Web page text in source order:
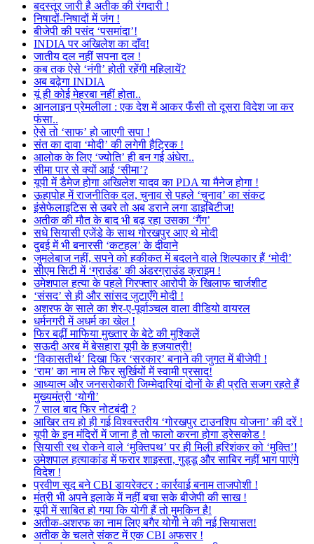
बदस्तूर जारी है अतीक की रंगदारी !
निषादों-निषादों में जंग !
बीजेपी की पसंद ‘पसमांदा’!
INDIA पर अखिलेश का दाँव!
जातीय दल नहीं सपना दल !
कब तक ऐसे ‘नंगी’ होती रहेंगी महिलायें?
अब बढ़ेगा INDIA
यूं ही कोई मेहरबा नहीं होता..
आनलाइन प्रेमलीला : एक देश में आकर फँसी तो दूसरा विदेश जा कर
फंसा..
ऐसे तो ‘साफ’ हो जाएगी सपा !
संत का दावा ‘मोदी’ की लगेगी हैट्रिक !
आलोक के लिए ‘ज्योति’ ही बन गई अंधेरा..
सीमा पार से क्यों आई ‘सीमा’?
यूपी में डैमेज होगा अखिलेश यादव का PDA या मैनेज होगा !
ऊहापोह में राजनीतिक दल, चुनाव से पहले ‘चुनाव’ का संकट
इंसेफेलाइटिस से उबरे तो अब डराने लगा डाइबिटीज!
अतीक की मौत के बाद भी बढ़ रहा उसका ‘गैंग’
सधे सियासी एजेंडे के साथ गोरखपुर आए थे मोदी
दुबई में भी बनारसी ‘कटहल’ के दीवाने
जुमलेबाज नहीं, सपने को हकीकत में बदलने वाले शिल्पकार हैं ‘मोदी’
सीएम सिटी में ‘ग्राउंड’ की अंडरग्राउंड क्राइम !
उमेशपाल हत्या के पहले गिरफ्तार आरोपी के खिलाफ चार्जशीट
‘संसद’ से ही और सांसद जुटाएँगे मोदी !
अशरफ के साले का शेर-ए-पूर्वाञ्चल वाला वीडियो वायरल
धर्मनगरी में अधर्म का खेल !
फिर बढ़ीं माफिया मुख्तार के बेटे की मुश्किलें
सऊदी अरब में बेसहारा यूपी के हजयात्री!
‘विकासतीर्थ’ दिखा फिर ‘सरकार’ बनाने की जुगत में बीजेपी !
‘राम’ का नाम ले फिर सुर्खियों में स्वामी प्रसाद!
आध्यात्म और जनसरोकारी जिम्मेदारियां दोनों के ही प्रति सजग रहते हैं
मुख्यमंत्री ‘योगी’
7 साल बाद फिर नोटबंदी ?
आखिर तय हो ही गई विश्वस्तरीय ‘गोरखपुर टाउनशिप योजना’ की दरें !
यूपी के इन मंदिरों में जाना है तो फालो करना होगा ड्रेसकोड !
सियासी रथ रोकने वाले ‘मुक्तिपथ’ पर ही मिली हरिशंकर को ‘मुक्ति’!
उमेशपाल हत्याकांड में फरार शाइस्ता, गुड्डू और साबिर नहीं भाग पाएंगे
विदेश !
प्रवीण सूद बने CBI डायरेक्टर : कार्रवाई बनाम ताजपोशी !
मंत्री भी अपने इलाके में नहीं बचा सके बीजेपी की साख !
यूपी में साबित हो गया कि योगी हैं तो मुमकिन है!
अतीक-अशरफ का नाम लिए बगैर योगी ने की नई सियासत!
अतीक के चलते संकट में एक CBI अफसर !